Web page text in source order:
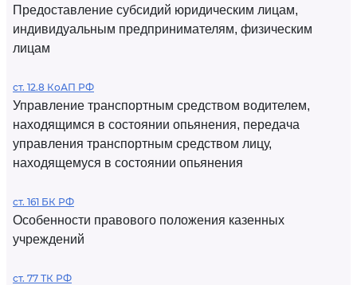
Предоставление субсидий юридическим лицам,
индивидуальным предпринимателям, физическим
лицам
ст. 12.8 КоАП РФ
Управление транспортным средством водителем,
находящимся в состоянии опьянения, передача
управления транспортным средством лицу,
находящемуся в состоянии опьянения
ст. 161 БК РФ
Особенности правового положения казенных
учреждений
ст. 77 ТК РФ